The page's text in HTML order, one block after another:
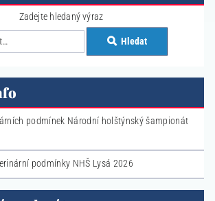
Zadejte hledaný výraz
Hledat
podmínek Národní holštýnský šampionát
podmínky NHŠ Lysá 2026